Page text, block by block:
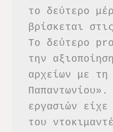
το δεύτερο
βρίσκεται
Το δεύτερο
την
αρχείων με τη
εργασιών
του